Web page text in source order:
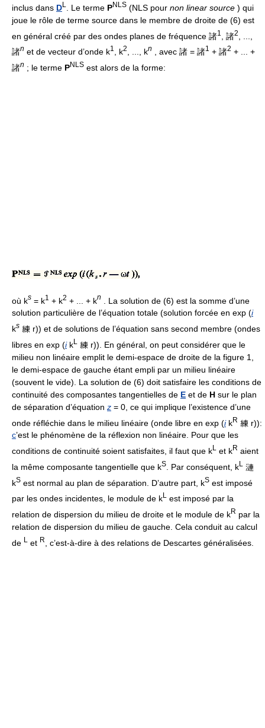
inclus dans D . Le terme PNLS (NLS pour non linear source ) qui
joue le rôle de terme source dans le membre de droite de (6) est
en général créé par des ondes planes de fréquence 諸1 , 諸2
諸n et de vecteur d’onde k1 , k2 , ..., kn , avec 諸 = 諸1 + 諸2 + ... +
諸n ; le terme PNLS est alors de la forme:
où ks = k1 + k2 + ... + kn
. La solution de (6) est la somme d’une
solution particulière de l’équation totale (solution forcée en exp (i
ks 練 r)) et de solutions de l’équation sans second membre (ondes
libres en exp (ikL
練 r)). En général, on peut considérer que le
milieu non linéaire emplit le demi-espace de droite de la figure 1,
le demi-espace de gauche étant empli par un milieu linéaire
(souvent le vide). La solution de (6) doit satisfaire les conditions de
continuité des composantes tangentielles de E et de H sur le plan
de séparation d’équation z = 0, ce qui implique l’existence d’une
onde réfléchie dans le milieu linéaire (onde libre en exp (ikR 練 r)):
c’est le phénomène de la réflexion non linéaire. Pour que les
conditions de continuité soient satisfaites, il faut que k
et kR aient
la même composante tangentielle que kS . Par conséquent, kL
漣
kS est normal au plan de séparation. D’autre part, kS est imposé
par les ondes incidentes, le module de k
est imposé par la
relation de dispersion du milieu de droite et le module de kR par la
relation de dispersion du milieu de gauche. Cela conduit au calcul
de L et R , c’est-à-dire à des relations de Descartes généralisées.